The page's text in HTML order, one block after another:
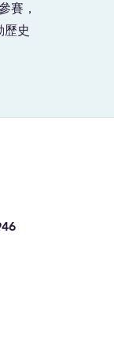
賽，
歷史